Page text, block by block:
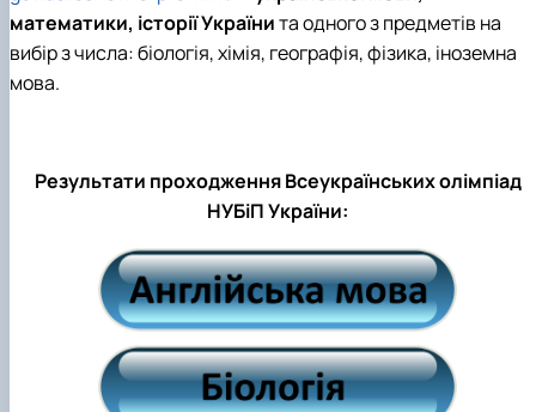
математики, історії Українита одного з предметів на
вибір з числа: біологія, хімія, географія, фізика, іноземна
мова.
Результати проходження Всеукраїнських олімпіад
НУБіП України: